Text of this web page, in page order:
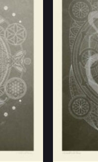
de
deseos